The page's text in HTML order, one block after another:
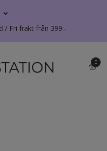
/ Fri frakt från 399:-
0